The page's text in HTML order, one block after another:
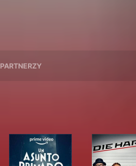
PARTNERZY